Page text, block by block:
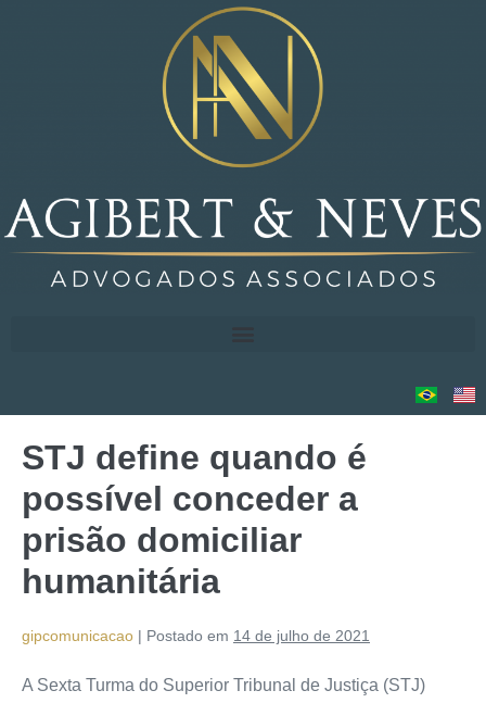
STJ define quando é
possível conceder a
prisão domiciliar
humanitária
gipcomunicacao | Postado em 14 de julho de 2021
A Sexta Turma do Superior Tribunal de Justiça (STJ)